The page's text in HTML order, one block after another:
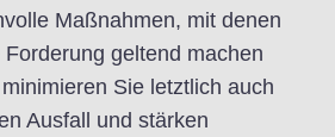
Maßnahmen, mit denen
geltend machen
Sie letztlich auch
Ausfall und stärken